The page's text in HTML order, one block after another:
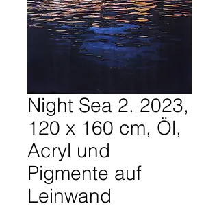
Night Sea 2. 2023,
120 x 160 cm, Öl,
Acryl und
Pigmente auf
Leinwand